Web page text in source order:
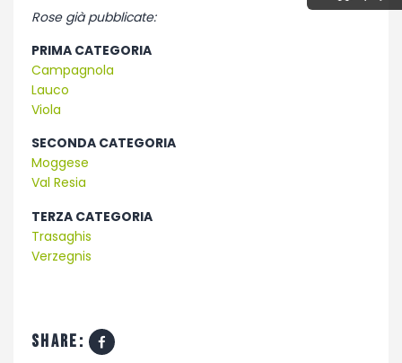
Rose già pubblicate:
PRIMA CATEGORIA
Campagnola
Lauco
Viola
SECONDA CATEGORIA
Moggese
Val Resia
TERZA CATEGORIA
Trasaghis
Verzegnis
share: